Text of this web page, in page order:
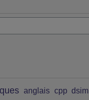
anglais cpp dsim